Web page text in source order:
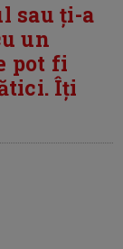
sau ți-a
un
pot fi
Îți